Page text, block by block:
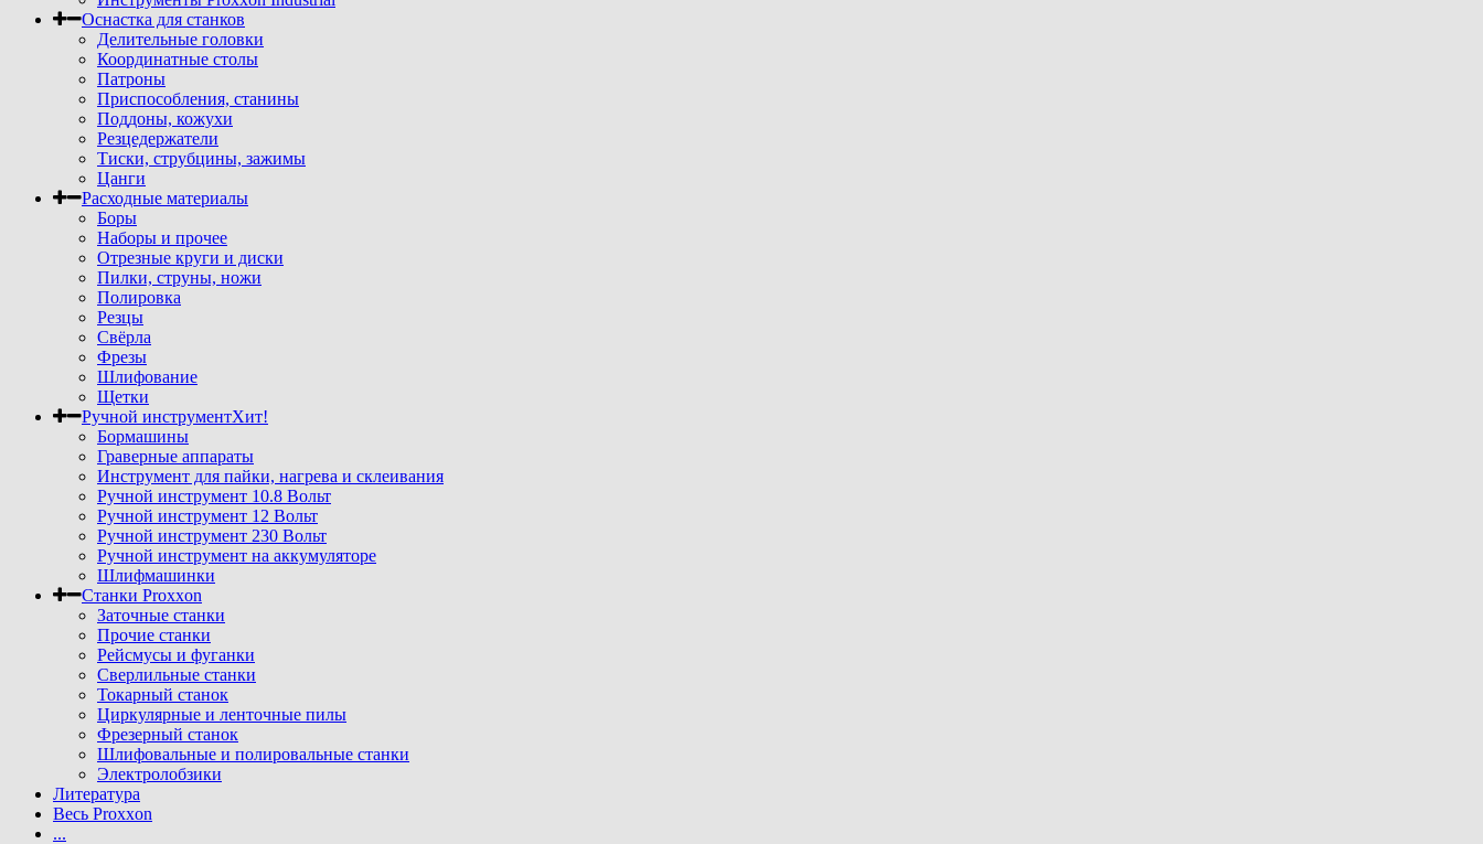
Оснастка для станков
Делительные головки
Координатные столы
Патроны
Приспособления, станины
Поддоны, кожухи
Резцедержатели
Тиски, струбцины, зажимы
Цанги
Расходные материалы
Боры
Наборы и прочее
Отрезные круги и диски
Пилки, струны, ножи
Полировка
Резцы
Свёрла
Фрезы
Шлифование
Щетки
Ручной инструментХит!
Бормашины
Граверные аппараты
Инструмент для пайки, нагрева и склеивания
Ручной инструмент 10.8 Вольт
Ручной инструмент 12 Вольт
Ручной инструмент 230 Вольт
Ручной инструмент на аккумуляторе
Шлифмашинки
Станки Proxxon
Заточные станки
Прочие станки
Рейсмусы и фуганки
Сверлильные станки
Токарный станок
Циркулярные и ленточные пилы
Фрезерный станок
Шлифовальные и полировальные станки
Электролобзики
Литература
Весь Proxxon
...